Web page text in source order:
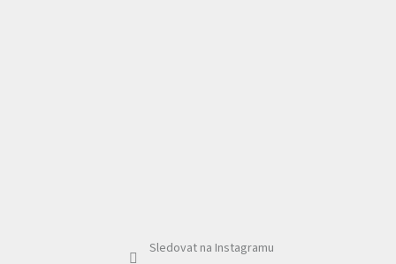
Sledovat na Instagramu